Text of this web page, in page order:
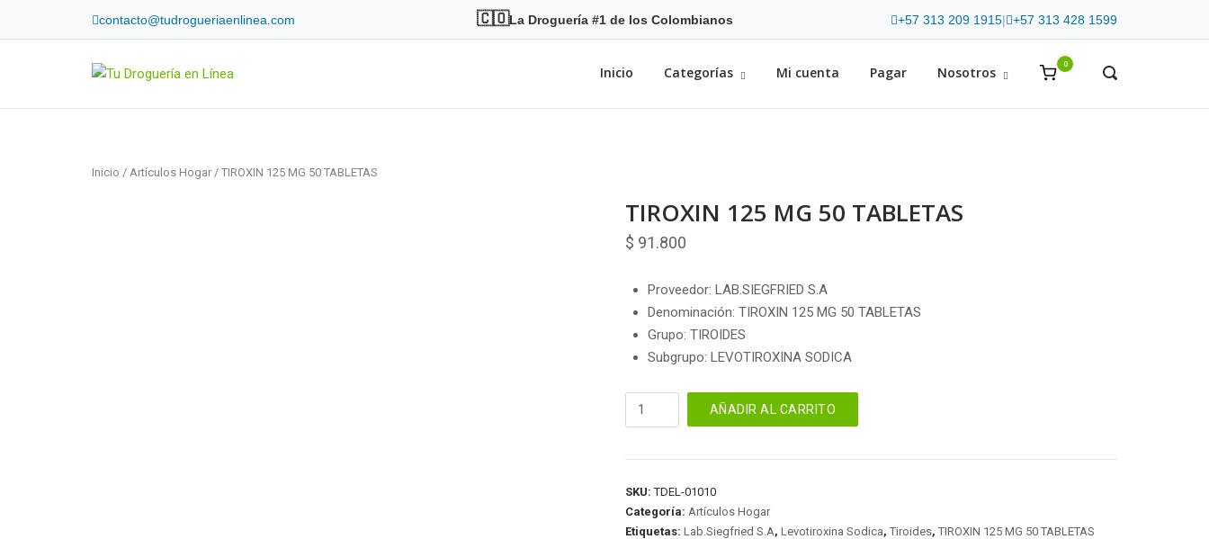
contacto@tudrogueriaenlinea.com 🇨🇴La Droguería #1 de los Colombianos +57 313 209 1915| +57 313 428 1599
Home Inicio Categorías Mi cuenta Pagar Nosotros
View
cart
0
OPEN
Inicio / Artículos Hogar / TIROXIN 125 MG 50 TABLETAS
TIROXIN 125 MG 50 TABLETAS
$ 91.800
Proveedor: LAB.SIEGFRIED S.A
Denominación: TIROXIN 125 MG 50 TABLETAS
Grupo: TIROIDES
Subgrupo: LEVOTIROXINA SODICA
TIROXIN
50
cantidad
AÑADIR AL CARRITO
SKU:TDEL-01010
Categoría: Artículos Hogar
Etiquetas: Lab.Siegfried S.A, Levotiroxina Sodica, Tiroides, TIROXIN 125 MG 50 TABLETAS